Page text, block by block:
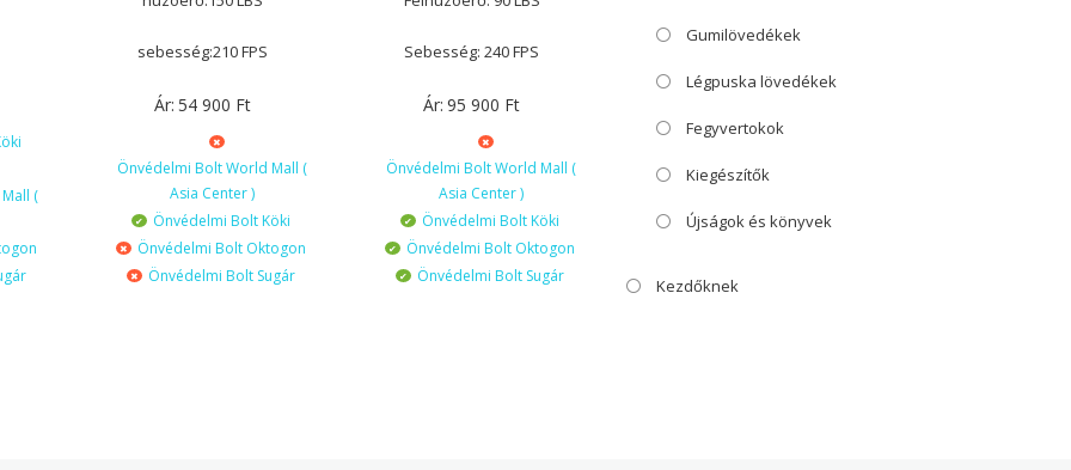
(
sebesség:210 FPS
Ár: 54 900 Ft
Önvédelmi Bolt World Mall (
Asia Center )
Önvédelmi Bolt Köki
Önvédelmi Bolt Oktogon
Önvédelmi Bolt Sugár
Sebesség: 240 FPS
Ár: 95 900 Ft
Önvédelmi Bolt World Mall (
Asia Center )
Önvédelmi Bolt Köki
Önvédelmi Bolt Oktogon
Önvédelmi Bolt Sugár
Gumilövedékek
Légpuska lövedékek
Fegyvertokok
Kiegészítők
Újságok és könyvek
Kezdőknek